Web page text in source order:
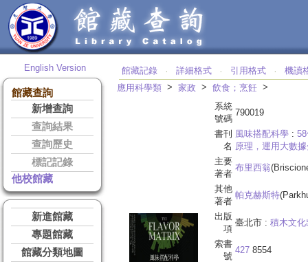
English Version
館藏查詢
新增查詢
查詢結果
查詢歷史
標記記錄
他校館藏
新進館藏
專題館藏
館藏分類地圖
館藏記錄 ‧ 詳細格式 ‧ 引用格式 ‧
機讀
應用科學類 > 家政 > 飲食；烹飪 >
系統
號碼
790019
書刊
名
風味搭配科學 :
原理，運用大數
主要
著者
布里西翁
其他
著者
帕克赫斯特
出版
項
臺北市 : 積木文化
索書
號
427 8554